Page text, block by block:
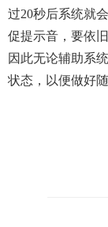
过20秒后系统就
促提示音，要依
因此无论辅助系
状态，以便做好